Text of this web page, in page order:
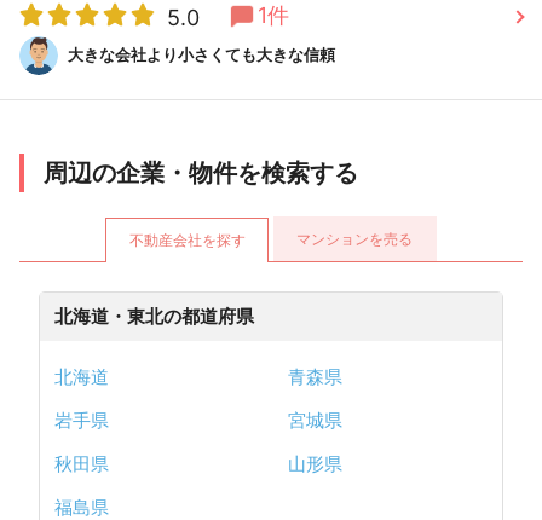
5.0 1件
大きな会社より小さくても大きな信頼
周辺の企業・物件を検索する
不動産会社を探す マンションを売る
北海道・東北の都道府県
北海道
青森県
岩手県
宮城県
秋田県
山形県
福島県